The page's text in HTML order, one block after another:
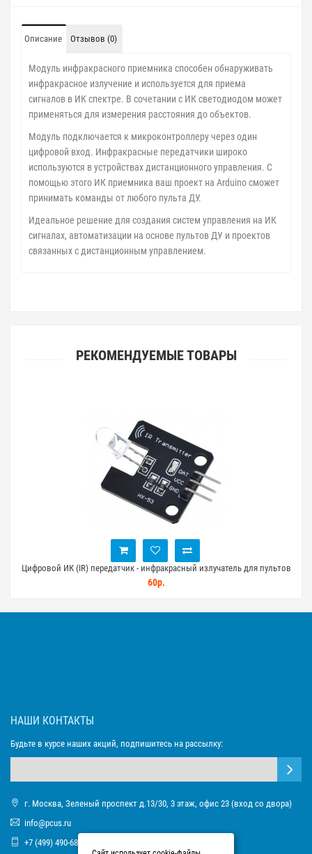
Описание Отзывов (0)
Модуль инфракрасного приемника способен обнаруживать
инфракрасное излучение и используется для приема
сигналов в ИК спектре. В сочетании с ИК светодиодом может
применяться для измерения расстояния до объектов.
Модуль подключается к микроконтроллеру через один
цифровой вход. Инфракрасные передатчики широко
используются в устройствах дистанционного управления. С
помощью этого ИК приемника ваш проект на Arduino сможет
принимать команды от любого пульта ДУ.
Идеальное решение для создания систем управления на ИК
сигналах, автоматизации на основе пультов ДУ и проектов
связанных с дистанционным управлением.
РЕКОМЕНДУЕМЫЕ ТОВАРЫ
Цифровой ИК (IR) передатчик - инфракрасный излучатель для пультов
управления
60р.
НАШИ КОНТАКТЫ
Будьте в курсе наших акций, подпишитесь на рассылку:
г. Москва, Зеленый проспект д.13/30, 3 этаж, офис 23 (вход со двора)
info@pcus.ru
+7 (499) 490-68-93